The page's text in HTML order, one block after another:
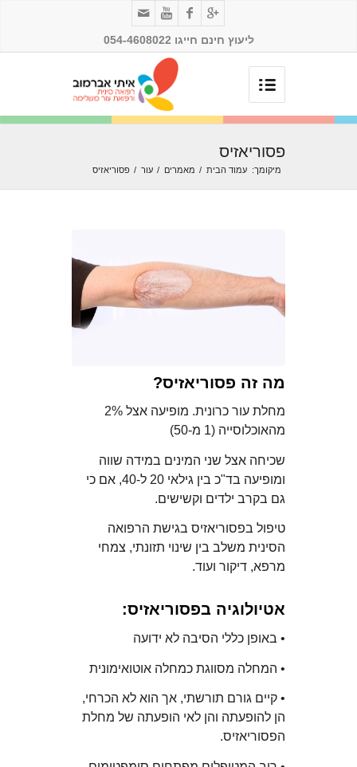
ליעוץ חינם חייגו 054-4608022
פסוריאזיס
מיקומך: עמוד הבית / מאמרים / עור / פסוריאזיס
מה זה פסוריאזיס?
מחלת עור כרונית. מופיעה אצל 2%
מהאוכלוסייה (1 מ-50)
שכיחה אצל שני המינים במידה שווה
ומופיעה בד"כ בין גילאי 20 ל-40, אם כי
גם בקרב ילדים וקשישים.
טיפול בפסוריאזיס בגישת הרפואה
הסינית משלב בין שינוי תזונתי, צמחי
מרפא, דיקור ועוד.
אטיולוגיה בפסוריאזיס:
• באופן כללי הסיבה לא ידועה
• המחלה מסווגת כמחלה אוטואימונית
• קיים גורם תורשתי, אך הוא לא הכרחי,
הן להופעתה והן לאי הופעתה של מחלת
הפסוריאזיס.